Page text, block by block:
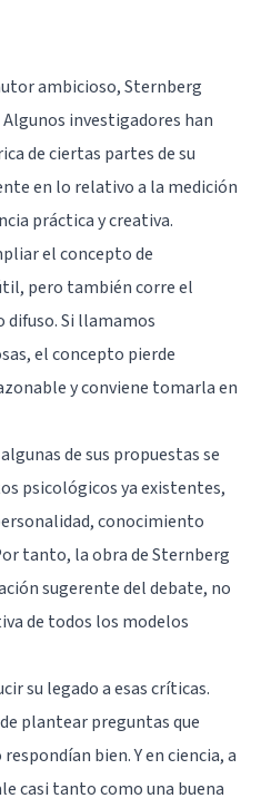
ambicioso, Sternberg
investigadores han
de ciertas partes de su
en lo relativo a la medición
práctica y creativa.
el concepto de
pero también corre el
difuso. Si llamamos
el concepto pierde
y conviene tomarla en
de sus propuestas se
psicológicos ya existentes,
conocimiento
tanto, la obra de Sternberg
sugerente del debate, no
de todos los modelos
su legado a esas críticas.
plantear preguntas que
bien. Y en ciencia, a
casi tanto como una buena